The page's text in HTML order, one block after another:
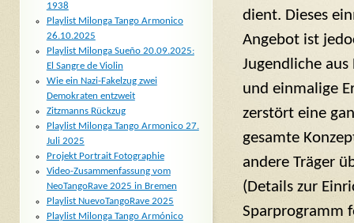
dient. Dieses
Angebot ist
Jugendliche
und einmalige
zerstört eine
gesamte
andere Träger
(Details zur
Sparprogramm
1938
Playlist Milonga Tango Armonico
26.10.2025
Playlist Milonga Sueño 20.09.2025:
El Sangre de Violin
Wie ein Nazi-Fakelzug zwei
Demokraten entzweit
Zitzmanns Rückzug
Playlist Milonga Tango Armonico 27.
Juli 2025
Projekt Portrait Fotographie
Video-Zusammenfassung vom
NeoTangoRave 2025 in Bremen
Playlist NuevoTangoRave 2025
Playlist Milonga Tango Armónico